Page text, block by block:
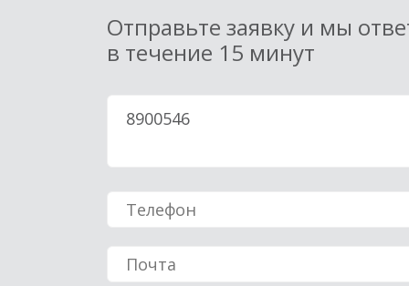
Отправьте заявку и мы
в течение 15 минут